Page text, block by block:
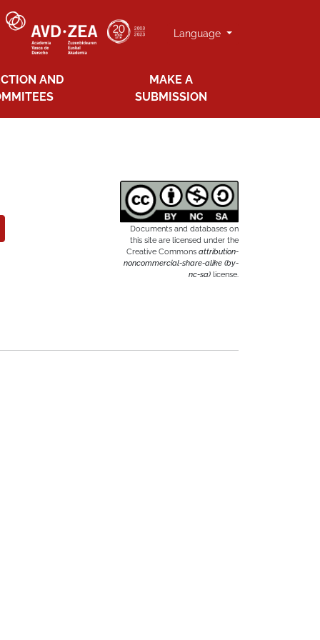
Language
AND
MAKE A
SUBMISSION
Documents and databases on
this site are licensed under the
Creative Commons attribution-
noncommercial-share-alike (by-
nc-sa) license.